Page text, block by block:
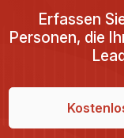
Erfassen
Personen, die